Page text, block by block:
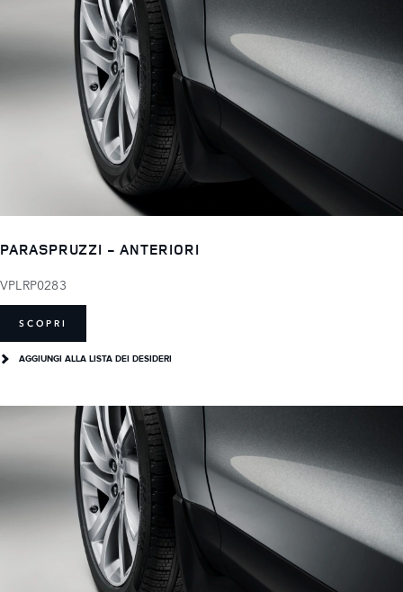
PARASPRUZZI - ANTERIORI
VPLRP0283
SCOPRI
AGGIUNGI ALLA LISTA DEI DESIDERI